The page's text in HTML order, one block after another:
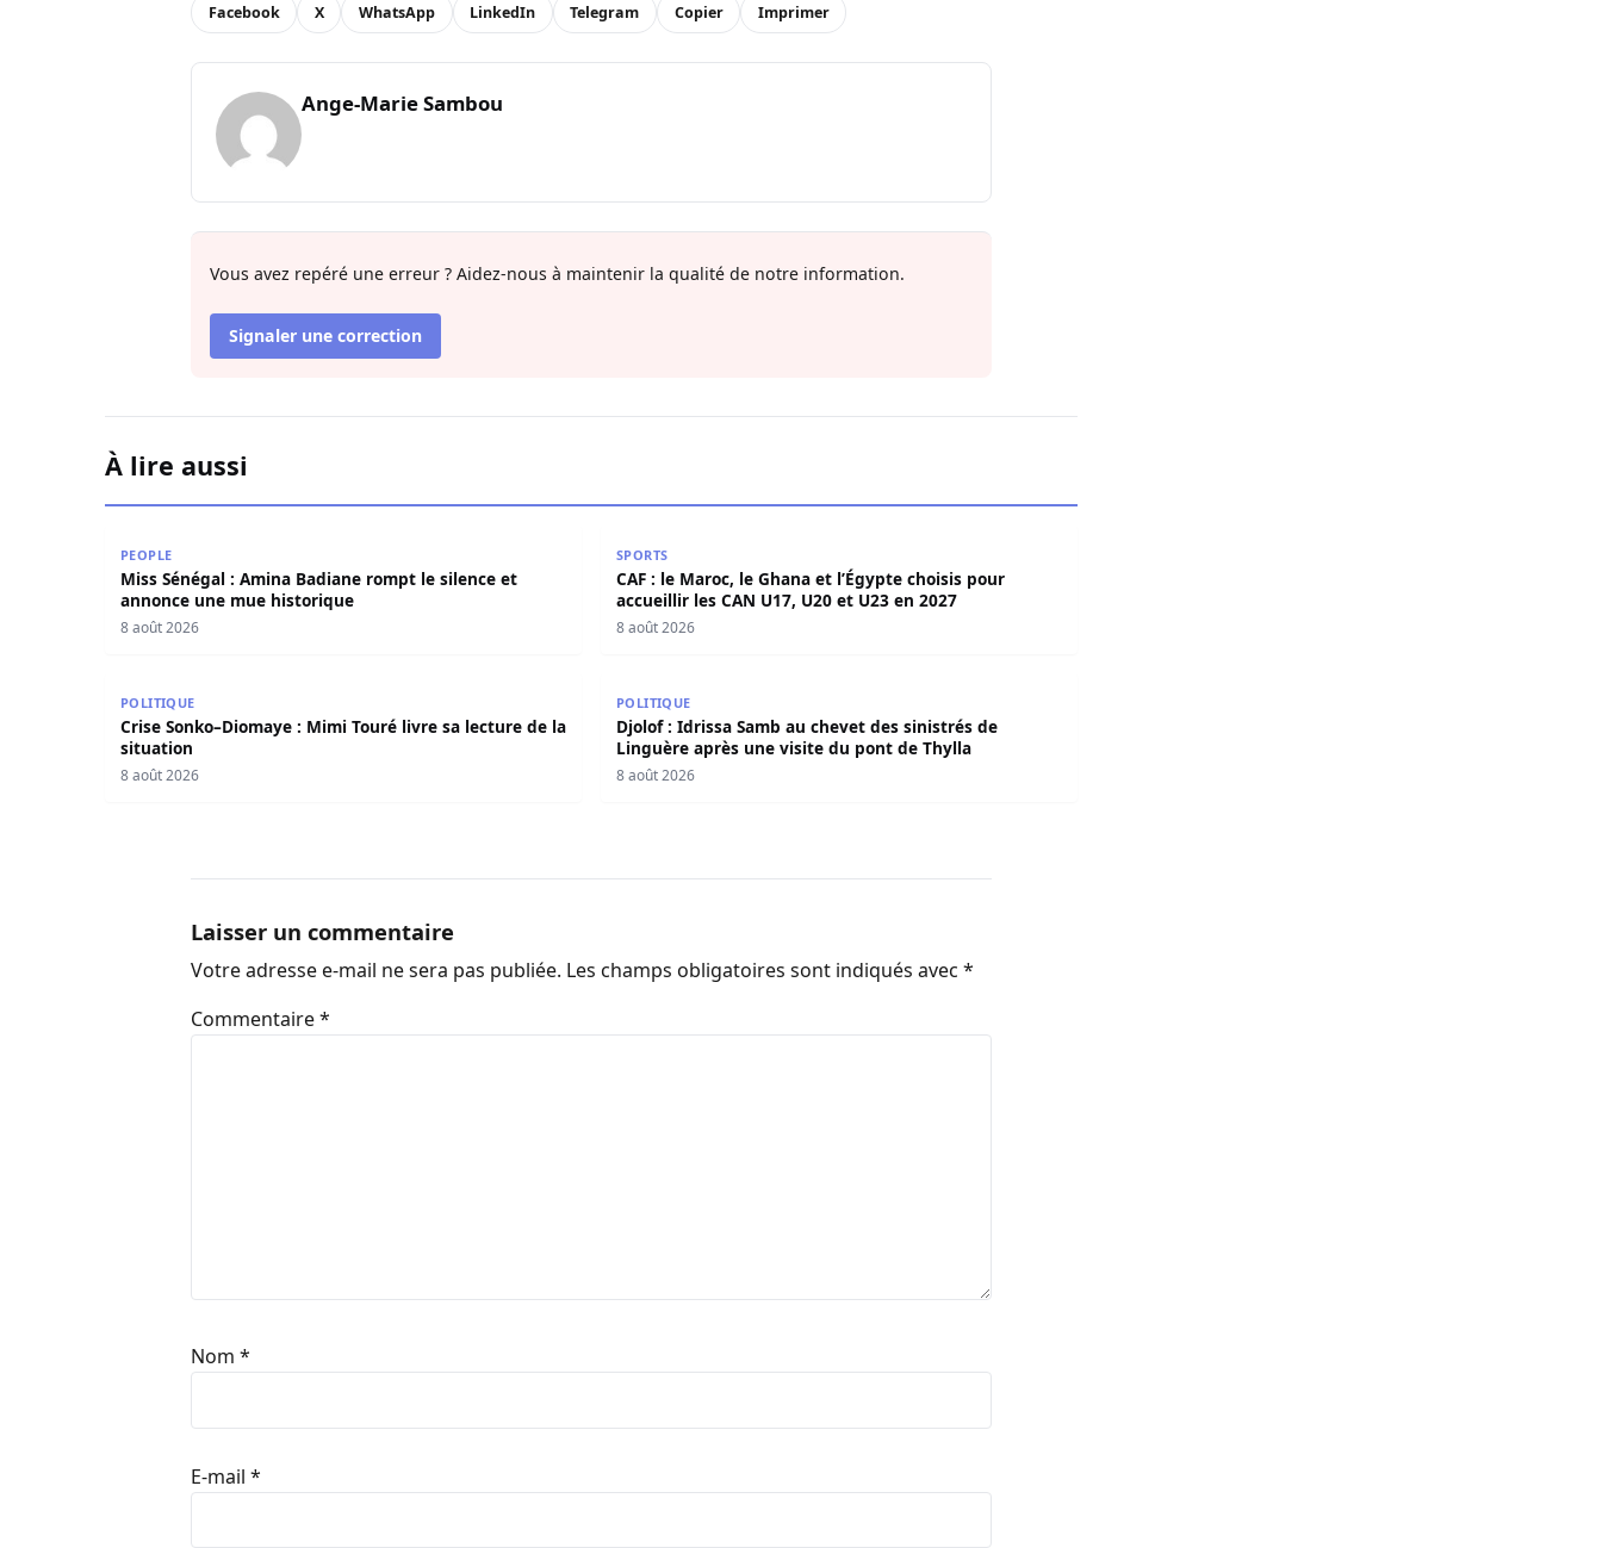
Facebook X WhatsApp LinkedIn Telegram Copier Imprimer
Ange-Marie Sambou
Vous avez repéré une erreur ? Aidez-nous à maintenir la qualité de notre information.
Signaler une correction
À lire aussi
PEOPLE
Miss Sénégal : Amina Badiane rompt le silence et
annonce une mue historique
8 août 2026
SPORTS
CAF : le Maroc, le Ghana et l’Égypte choisis pour
accueillir les CAN U17, U20 et U23 en 2027
8 août 2026
POLITIQUE
Crise Sonko–Diomaye : Mimi Touré livre sa lecture de la
situation
8 août 2026
POLITIQUE
Djolof : Idrissa Samb au chevet des sinistrés de
Linguère après une visite du pont de Thylla
8 août 2026
Laisser un commentaire
Votre adresse e-mail ne sera pas publiée. Les champs obligatoires sont indiqués avec *
Commentaire*
Nom *
E-mail *